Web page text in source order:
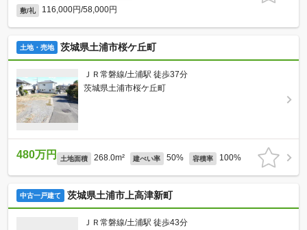
敷/礼 116,000円/58,000円
土地・売地 茨城県土浦市桜ケ丘町
ＪＲ常磐線/土浦駅 徒歩37分
茨城県土浦市桜ケ丘町
480万円 土地面積 268.0m² 建ぺい率 50% 容積率 100%
中古一戸建て 茨城県土浦市上高津新町
ＪＲ常磐線/土浦駅 徒歩43分